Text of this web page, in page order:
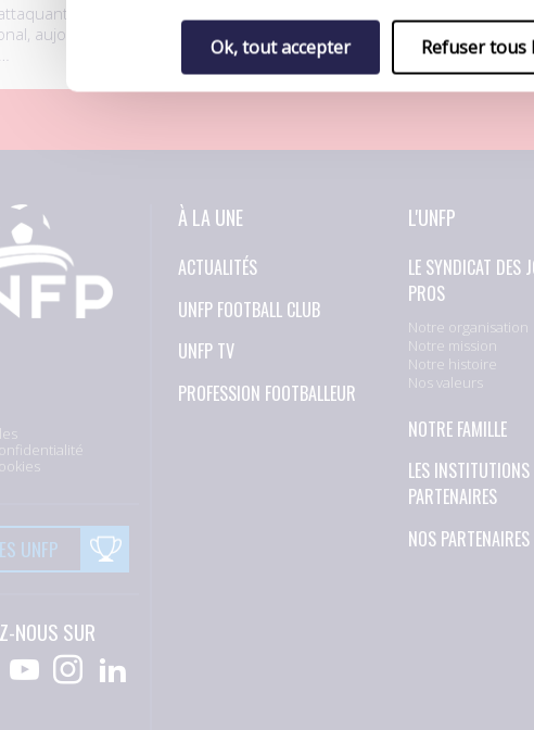
Ok, tout accepter Refuser tous
aujourd’hui
préparation pour…
UNFP
NOUS SUR
À LA UNE
ACTUALITÉS
UNFP FOOTBALL CLUB
UNFP TV
PROFESSION FOOTBALLEUR
L'UNFP
LE SYNDICAT DES
PROS
Notre organisation
Notre mission
Notre histoire
Nos valeurs
NOTRE FAMILLE
LES INSTITUTIONS
PARTENAIRES
NOS PARTENAIRES